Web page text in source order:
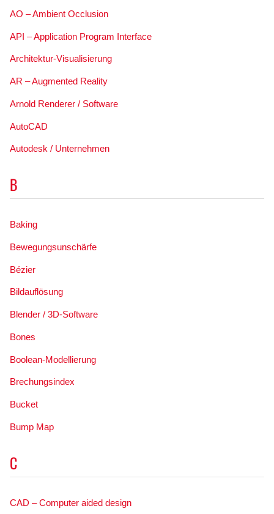
AO – Ambient Occlusion
API – Application Program Interface
Architektur-Visualisierung
AR – Augmented Reality
Arnold Renderer / Software
AutoCAD
Autodesk / Unternehmen
B
Baking
Bewegungsunschärfe
Bézier
Bildauflösung
Blender / 3D-Software
Bones
Boolean-Modellierung
Brechungsindex
Bucket
Bump Map
C
CAD – Computer aided design